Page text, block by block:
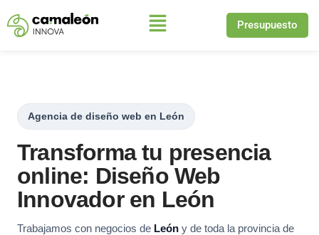
Saltar
Presupuesto
Agencia de diseño web en León
Transforma tu presencia
online: Diseño Web
Innovador en León
Trabajamos con negocios de León y de toda la provincia de